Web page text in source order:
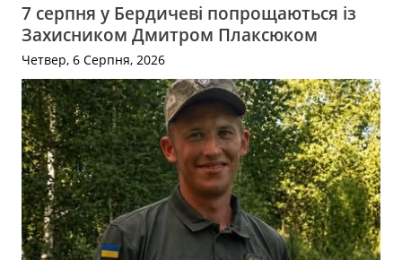
7 серпня у Бердичеві попрощаються із
Захисником Дмитром Плаксюком
Четвер, 6 Серпня, 2026